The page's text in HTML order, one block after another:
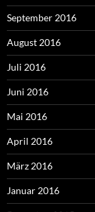
September 2016
August 2016
Juli 2016
Juni 2016
Mai 2016
April 2016
März 2016
Januar 2016